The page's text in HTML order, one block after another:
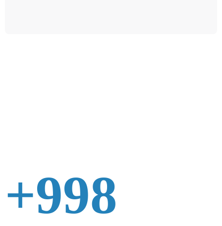
+998